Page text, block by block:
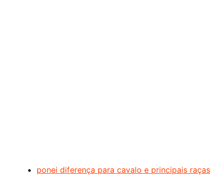
ponei diferença para cavalo e principais raças